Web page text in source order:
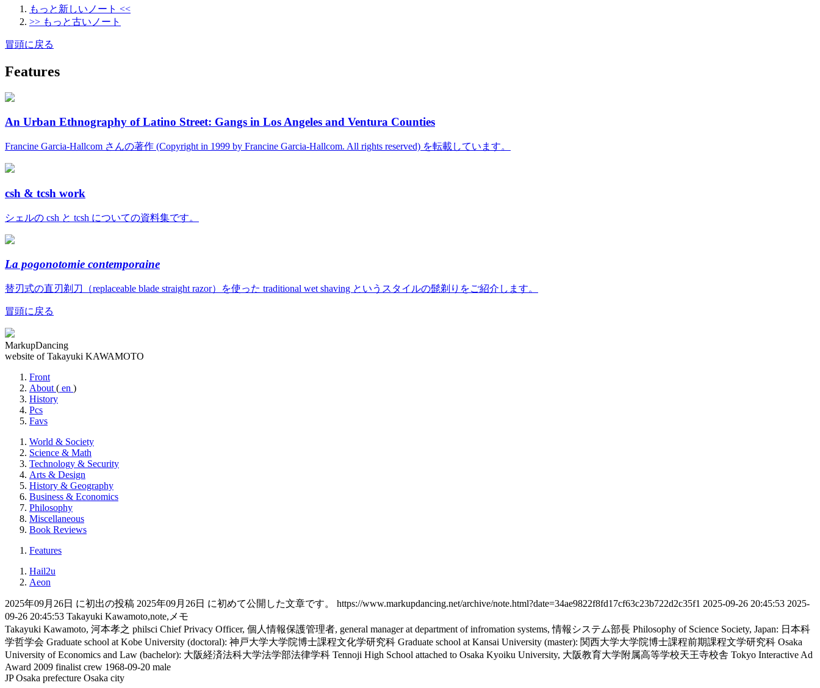
もっと新しいノート <<
>> もっと古いノート
冒頭に戻る
Features
An Urban Ethnography of Latino Street: Gangs in Los Angeles and Ventura Counties
Francine Garcia-Hallcom さんの著作 (Copyright in 1999 by Francine Garcia-Hallcom. All rights reserved) を転載しています。
csh & tcsh work
シェルの csh と tcsh についての資料集です。
La pogonotomie contemporaine
替刃式の直刃剃刀（replaceable blade straight razor）を使った traditional wet shaving というスタイルの髭剃りをご紹介します。
冒頭に戻る
MarkupDancing
website of Takayuki KAWAMOTO
Front
About ( en )
History
Pcs
Favs
World & Society
Science & Math
Technology & Security
Arts & Design
History & Geography
Business & Economics
Philosophy
Miscellaneous
Book Reviews
Features
Hail2u
Aeon
2025年09月26日 に初出の投稿 2025年09月26日 に初めて公開した文章です。 https://www.markupdancing.net/archive/note.html?date=34ae9822f8fd17cf63c23b722d2c35f1 2025-09-26 20:45:53 2025-
09-26 20:45:53 Takayuki Kawamoto,note,メモ
Takayuki Kawamoto, 河本孝之 philsci Chief Privacy Officer, 個人情報保護管理者, general manager at department of infromation systems, 情報システム部長 Philosophy of Science Society, Japan: 日本科
学哲学会 Graduate school at Kobe University (doctoral): 神戸大学大学院博士課程文化学研究科 Graduate school at Kansai University (master): 関西大学大学院博士課程前期課程文学研究科 Osaka
University of Economics and Law (bachelor): 大阪経済法科大学法学部法律学科 Tennoji High School attached to Osaka Kyoiku University, 大阪教育大学附属高等学校天王寺校舎 Tokyo Interactive Ad
Award 2009 finalist crew 1968-09-20 male
JP Osaka prefecture Osaka city